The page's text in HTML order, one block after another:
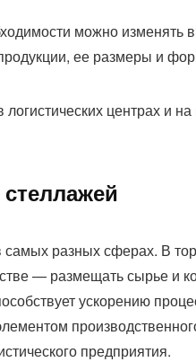
можно изменять
ее размеры и
центрах и
разных сферах. В
— размещать сырье и
ускорению
предприятия.